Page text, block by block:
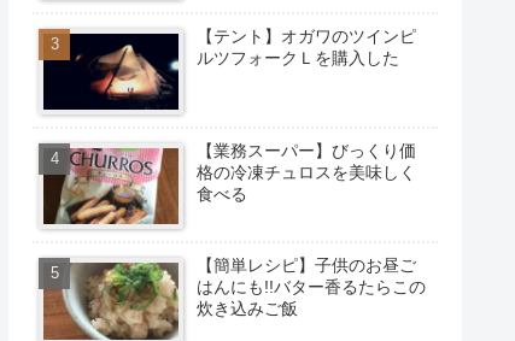
【テント】オガワのツインピ
ルツフォークＬを購入した
【業務スーパー】びっくり価
格の冷凍チュロスを美味しく
食べる
【簡単レシピ】子供のお昼ご
はんにも!!バター香るたらこの
炊き込みご飯